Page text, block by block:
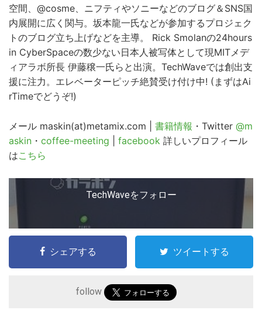
空間、@cosme、ニフティやソニーなどのブログ＆SNS国
内展開に広く関与。坂本龍一氏などが参加するプロジェク
トのブログ立ち上げなどを主導。 Rick Smolanの24hours
in CyberSpaceの数少ない日本人被写体として現MITメデ
ィアラボ所長 伊藤穣一氏らと出演。TechWaveでは創出支
援に注力。エレベーターピッチ絶賛受け付け中! (まずはAi
rTimeでどうぞ!)
メール maskin(at)metamix.com | 書籍情報 ・Twitter @m
askin ・ coffee-meeting facebook 詳しいプロフィール
はこちら
TechWaveをフォロー
シェアする ツイートする
follow